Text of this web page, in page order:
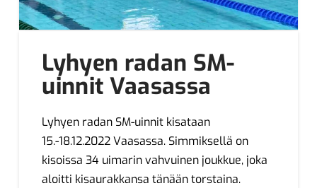
Lyhyen radan SM-
uinnit Vaasassa
Lyhyen radan SM-uinnit kisataan
15.-18.12.2022 Vaasassa. Simmiksellä on
kisoissa 34 uimarin vahvuinen joukkue, joka
aloitti kisaurakkansa tänään torstaina.